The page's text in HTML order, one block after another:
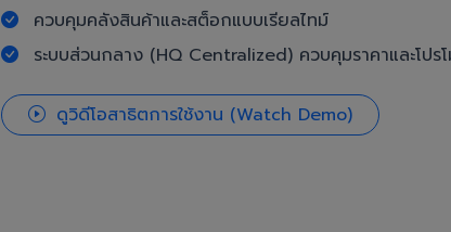
ควบคุมคลังสินค้าและสต็อกแบบเรียลไทม์
ระบบส่วนกลาง (HQ Centralized) ควบคุมราคาและโปร
ดูวิดีโอสาธิตการใช้งาน (Watch Demo)